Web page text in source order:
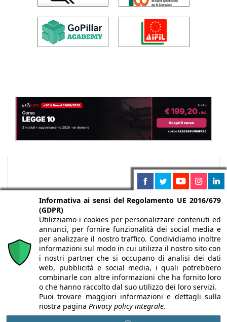
Chi siamo Autori Per la tua pubblicità
Iscriviti alla
newsletter
Informativa ai sensi del Regolamento UE 2016/679
(GDPR)
Utilizziamo i cookies per personalizzare contenuti ed
annunci, per fornire funzionalità dei social media e
per analizzare il nostro traffico. Condividiamo inoltre
informazioni sul modo in cui utilizza il nostro sito con
i nostri partner che si occupano di analisi dei dati
web, pubblicità e social media, i quali potrebbero
combinarle con altre informazioni che ha fornito loro
o che hanno raccolto dal suo utilizzo dei loro servizi.
Puoi trovare maggiori informazioni e dettagli sulla
nostra pagina Privacy policy integrale.